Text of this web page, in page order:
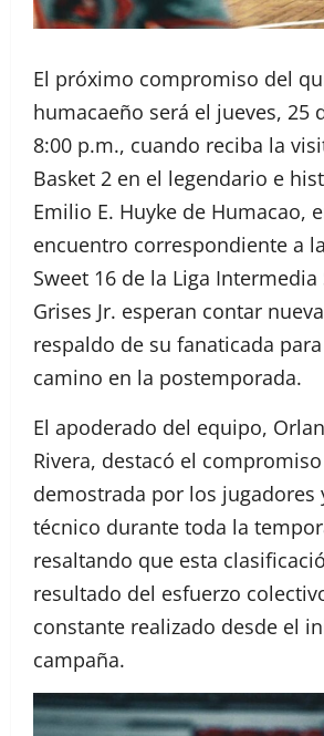
El próximo compromiso del
humacaeño será el jueves, 25
8:00 p.m., cuando reciba la
Basket 2 en el legendario e
Emilio E. Huyke de Humacao,
encuentro correspondiente a
Sweet 16 de la Liga Intermedia
Grises Jr. esperan contar
respaldo de su fanaticada
camino en la postemporada.
El apoderado del equipo,
Rivera, destacó el
demostrada por los jugadores
técnico durante toda la
resaltando que esta
resultado del esfuerzo
constante realizado desde el
campaña.